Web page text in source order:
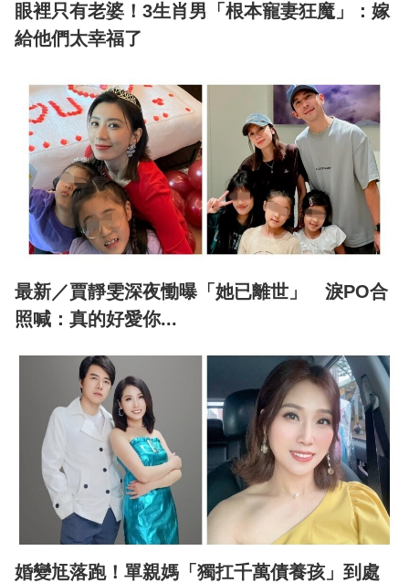
眼裡只有老婆！3生肖男「根本寵妻狂魔」：嫁
給他們太幸福了
最新／賈靜雯深夜慟曝「她已離世」 淚PO合
照喊：真的好愛你...
婚變尪落跑！單親媽「獨扛千萬債養孩」到處